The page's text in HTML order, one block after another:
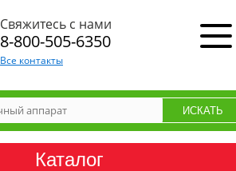
Свяжитесь с нами
8-800-505-6350
Все контакты
Каталог